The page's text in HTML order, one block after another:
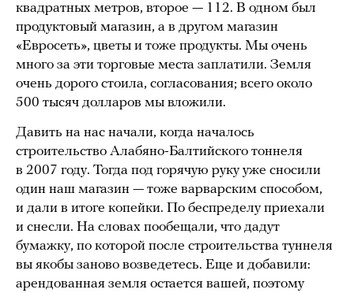
квадратных метров, второе — 112. В одном был
продуктовый магазин, а в другом магазин
«Евросеть», цветы и тоже продукты. Мы очень
много за эти торговые места заплатили. Земля
очень дорого стоила, согласования; всего около
500 тысяч долларов мы вложили.
Давить на нас начали, когда началось
строительство Алабяно-Балтийского тоннеля
в 2007 году. Тогда под горячую руку уже сносили
один наш магазин — тоже варварским способом,
и дали в итоге копейки. По беспределу приехали
и снесли. На словах пообещали, что дадут
бумажку, по которой после строительства туннеля
вы якобы заново возведетесь. Еще и добавили:
арендованная земля остается вашей, поэтому